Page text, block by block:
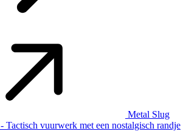
Metal Slug
Tactisch vuurwerk met een nostalgisch randje